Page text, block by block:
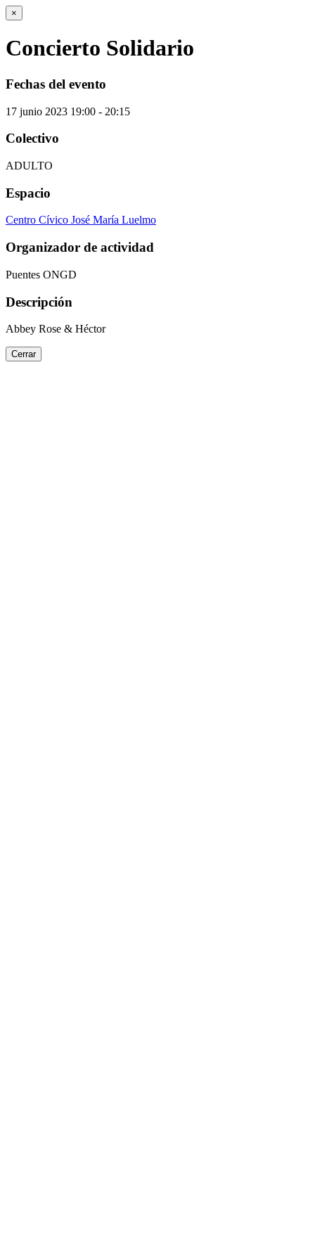
×
Concierto Solidario
Fechas del evento
17 junio 2023 19:00 - 20:15
Colectivo
ADULTO
Espacio
Centro Cívico José María Luelmo
Organizador de actividad
Puentes ONGD
Descripción
Abbey Rose & Héctor
Cerrar